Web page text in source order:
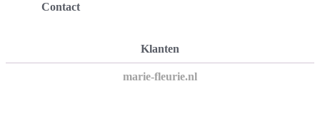
Contact
Klanten
marie-fleurie.nl